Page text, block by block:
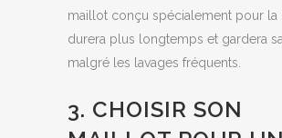
maillot conçu spécialement pour la
durera plus longtemps et gardera
malgré les lavages fréquents.
3. CHOISIR SON